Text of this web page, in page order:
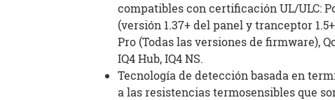
compatibles con certificación UL/ULC:
(versión 1.37+ del panel y tranceptor
Pro (Todas las versiones de firmware),
IQ4 Hub, IQ4 NS.
Tecnología de detección basada en
a las resistencias termosensibles que